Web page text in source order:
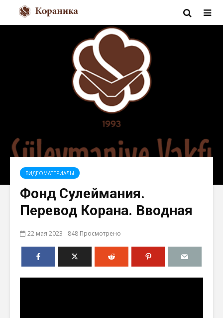
ВИДЕОМАТЕРИАЛЫ
Фонд Сулеймания.
Перевод Корана. Вводная
22 мая 2023 848 Просмотрено